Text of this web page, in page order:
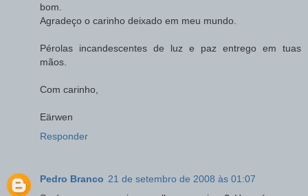
bom.
Agradeço o carinho deixado em meu mundo.
Pérolas incandescentes de luz e paz entrego em tuas
mãos.
Com carinho,
Eärwen
Responder
Pedro Branco 21 de setembro de 2008 às 01:07